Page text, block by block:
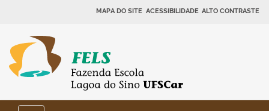
MAPA DO SITE ACESSIBILIDADE ALTO CONTRASTE